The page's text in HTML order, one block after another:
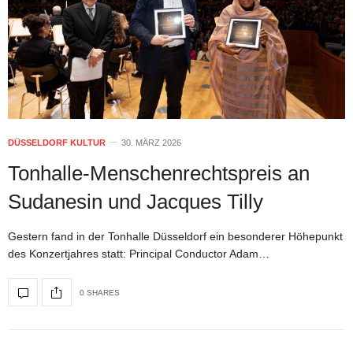
DÜSSELDORF KULTUR 30. MÄRZ 2026
Tonhalle-Menschenrechtspreis an
Sudanesin und Jacques Tilly
Gestern fand in der Tonhalle Düsseldorf ein besonderer Höhepunkt
des Konzertjahres statt: Principal Conductor Adam…
0 SHARES